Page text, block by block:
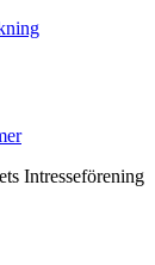
Intresseförening